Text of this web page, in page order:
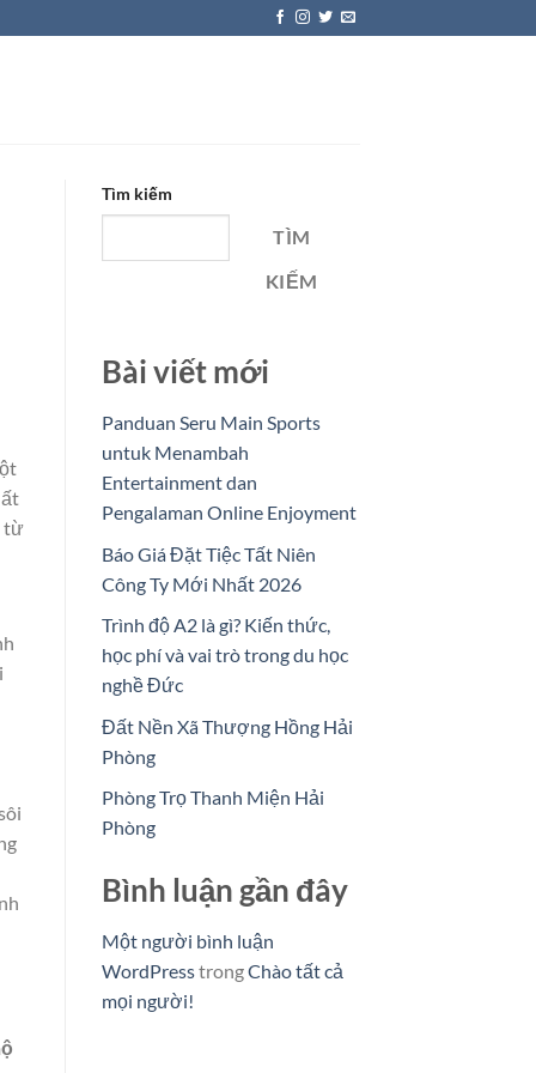
từ
Tìm kiếm
TÌM
KIẾM
Bài viết mới
Panduan Seru Main Sports
untuk Menambah
Entertainment dan
Pengalaman Online Enjoyment
Báo Giá Đặt Tiệc Tất Niên
Công Ty Mới Nhất 2026
Trình độ A2 là gì? Kiến thức,
học phí và vai trò trong du học
nghề Đức
Đất Nền Xã Thượng Hồng Hải
Phòng
Phòng Trọ Thanh Miện Hải
Phòng
Bình luận gần đây
Một người bình luận
WordPresstrongChào tất cả
mọi người!